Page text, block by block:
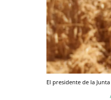
El presidente de la